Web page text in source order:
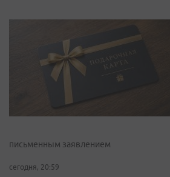
письменным заявлением
сегодня, 20:59